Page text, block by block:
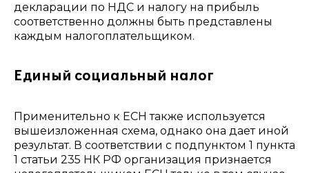
декларации по НДС и налогу на прибыль
соответственно должны быть представлены
каждым налогоплательщиком.
Единый социальный налог
Применительно к ЕСН также используется
вышеизложенная схема, однако она дает иной
результат. В соответствии с подпунктом 1 пункта
1 статьи 235 НК РФ организация признается